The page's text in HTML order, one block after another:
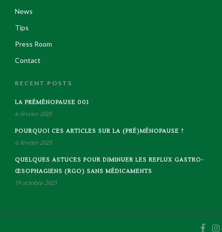
News
Tips
Press Room
Contact
RECENT POSTS
LA PRÉMÉNOPAUSE 001
6 février 2025
POURQUOI CES ARTICLES SUR LA (PRÉ)MÉNOPAUSE ?
6 février 2025
QUELQUES ASTUCES POUR DIMINUER LES REFLUX GASTRO-
ŒSOPHAGIENS (RGO) SANS MÉDICAMENTS
19 octobre 2023